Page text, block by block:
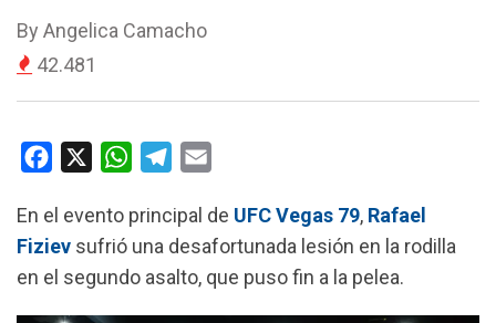
By Angelica Camacho
42.481
c
e
b
o
W
a
t
s
A
l
e
g
r
a
i
l
En el evento principal de UFC Vegas 79, Rafael
Fiziev sufrió una desafortunada lesión en la rodilla
en el segundo asalto, que puso fin a la pelea.